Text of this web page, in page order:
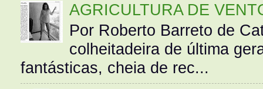
AGRICULTURA DE
Por Roberto Barreto de
colheitadeira de última
fantásticas, cheia de rec...